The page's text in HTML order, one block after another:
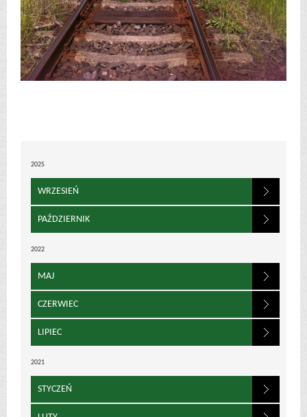
2025
WRZESIEŃ
PAŹDZIERNIK
2022
MAJ
CZERWIEC
LIPIEC
2021
STYCZEŃ